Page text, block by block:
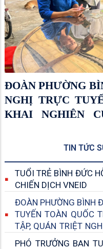
ĐOÀN PHƯỜNG
NGHỊ TRỰC
KHAI NGHIÊN
QUỐC LẦN THỨ
TIN TỨC
TUỔI TRẺ BÌNH ĐỨC
CHIẾN DỊCH VNEID
ĐOÀN PHƯỜNG BÌNH
TUYẾN TOÀN QUỐC
TẬP, QUÁN TRIỆT
QUỐC LẦN THỨ XIII,
PHÓ TRƯỞNG BAN